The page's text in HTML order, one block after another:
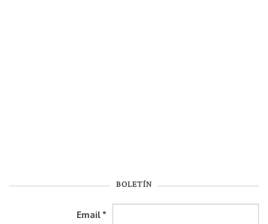
BOLETÍN
Email *